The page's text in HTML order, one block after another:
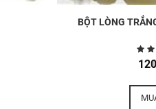
BỘT LÒNG